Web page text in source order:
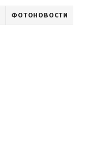
ФОТОНОВОСТИ